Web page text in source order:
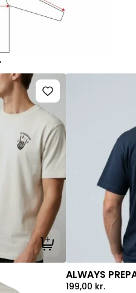
Tilføj til kurv
ALWAYS
199,00 kr.